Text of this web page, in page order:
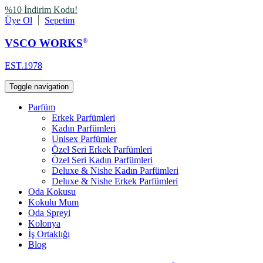
%10 İndirim Kodu!
Üye Ol
Sepetim
VSCO WORKS®
EST.1978
Toggle navigation
Parfüm
Erkek Parfümleri
Kadın Parfümleri
Unisex Parfümler
Özel Seri Erkek Parfümleri
Özel Seri Kadın Parfümleri
Deluxe & Nishe Kadın Parfümleri
Deluxe & Nishe Erkek Parfümleri
Oda Kokusu
Kokulu Mum
Oda Spreyi
Kolonya
İş Ortaklığı
Blog